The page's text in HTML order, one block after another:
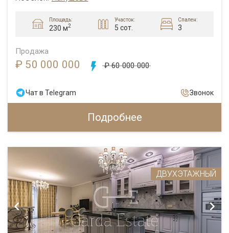
Площадь:
230 м2
Участок:
5 сот.
Спален:
3
Продажа
₽ 50 000 000 ₽ 60 000 000
Чат в Telegram Звонок
Подробнее
ДВУХЭТАЖНЫЙ